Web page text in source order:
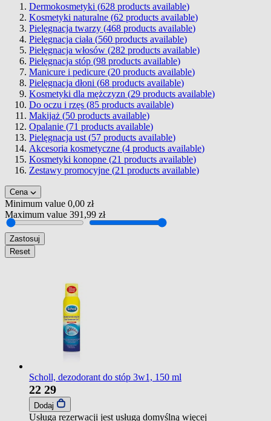
Dermokosmetyki (628 products available)
Kosmetyki naturalne (62 products available)
Pielęgnacja twarzy (468 products available)
Pielęgnacja ciała (560 products available)
Pielęgnacja włosów (282 products available)
Pielęgnacja stóp (98 products available)
Manicure i pedicure (20 products available)
Pielęgnacja dłoni (68 products available)
Kosmetyki dla mężczyzn (29 products available)
Do oczu i rzęs (85 products available)
Makijaż (50 products available)
Opalanie (71 products available)
Pielęgnacja ust (57 products available)
Akcesoria kosmetyczne (4 products available)
Kosmetyki konopne (21 products available)
Zestawy promocyjne (21 products available)
Cena
Minimum value 0,00 zł
Maximum value 391,99 zł
Zastosuj
Reset
Scholl, dezodorant do stóp 3w1, 150 ml
22 29
Dodaj
Usługa rezerwacji jest usługą domyślną więcej